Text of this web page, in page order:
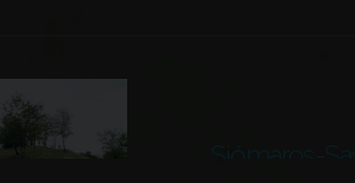
Siómaros-